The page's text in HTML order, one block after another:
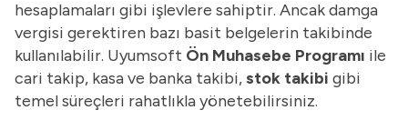
hesaplamaları gibi işlevlere sahiptir. Ancak damga
vergisi gerektiren bazı basit belgelerin takibinde
kullanılabilir. Uyumsoft Ön Muhasebe Programı ile
cari takip, kasa ve banka takibi,stok takibi gibi
temel süreçleri rahatlıkla yönetebilirsiniz.